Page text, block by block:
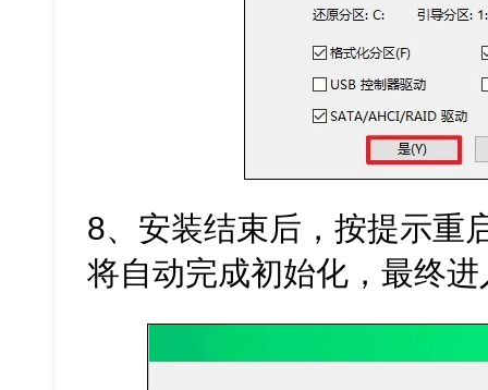
8、安装结束后，按提示重
将自动完成初始化，最终